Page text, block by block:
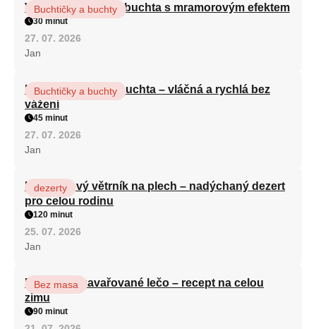
Vláčná olejová litá buchta s mramorovým efektem
Buchtičky a buchty
30 minut
27. 07. 2026
Jan
Hrnková maková buchta – vláčná a rychlá bez
vážení
Buchtičky a buchty
45 minut
27. 07. 2026
Jan
Karamelový větrník na plech – nadýchaný dezert
pro celou rodinu
dezerty
120 minut
25. 07. 2026
Jan
Babiččino zavařované lečo – recept na celou
zimu
Bez masa
90 minut